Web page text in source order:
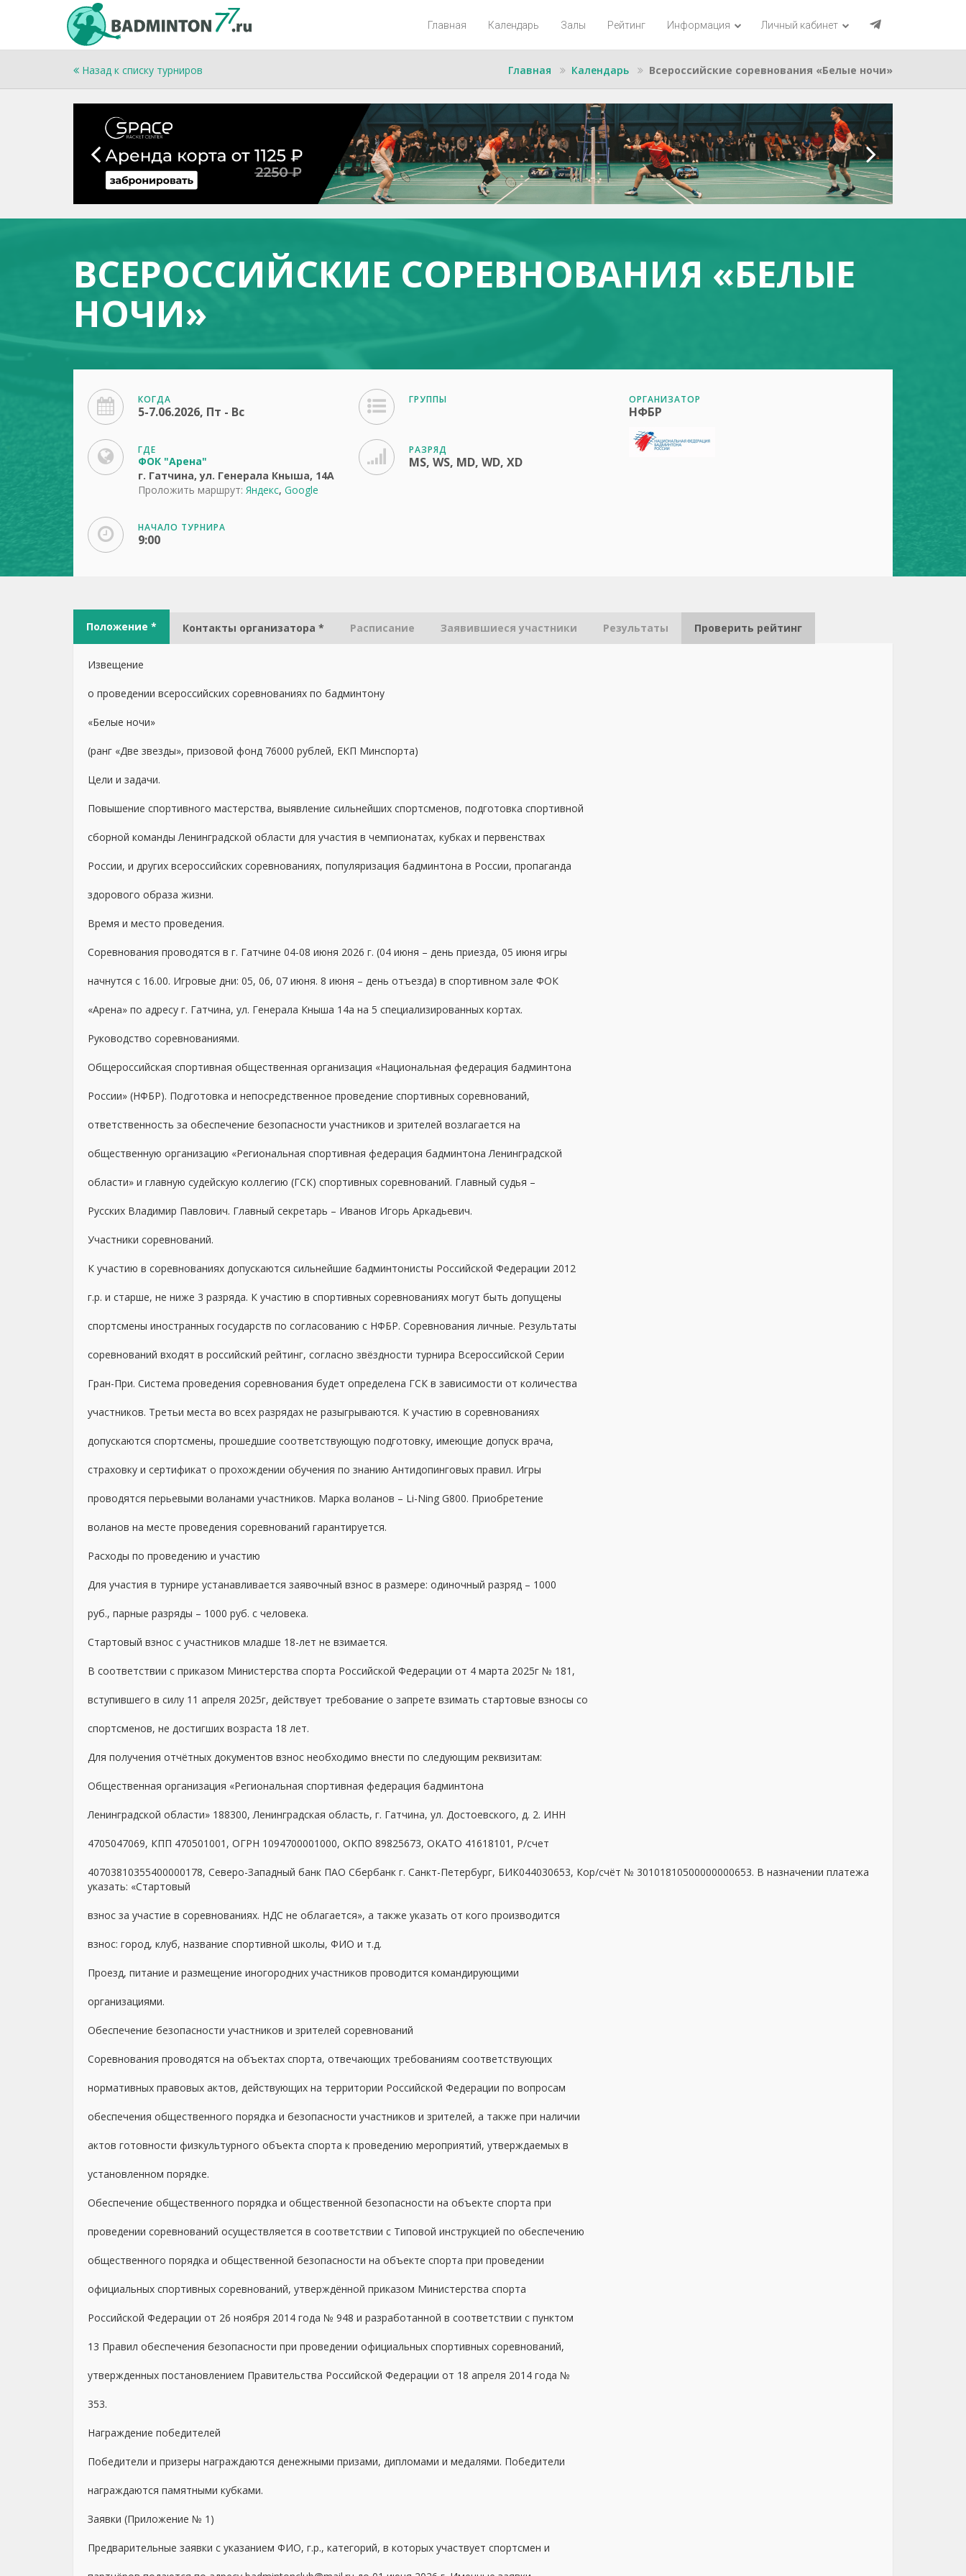
Главная Календарь Залы Рейтинг Информация Личный кабинет
Назад к списку турниров Главная Календарь Всероссийские соревнования «Белые ночи»
ВСЕРОССИЙСКИЕ СОРЕВНОВАНИЯ «БЕЛЫЕ
НОЧИ»
КОГДА
5-7.06.2026, Пт - Вс
ГДЕ
ФОК "Арена"
г. Гатчина, ул. Генерала Кныша, 14А
Проложить маршрут: Яндекс, Google
НАЧАЛО ТУРНИРА
9:00
ГРУППЫ
РАЗРЯД
MS, WS, MD, WD, XD
ОРГАНИЗАТОР
НФБР
Положение * Контакты организатора * Расписание Заявившиеся участники Результаты Проверить рейтинг
Извещение
о проведении всероссийских соревнованиях по бадминтону
«Белые ночи»
(ранг «Две звезды», призовой фонд 76000 рублей, ЕКП Минспорта)
Цели и задачи.
Повышение спортивного мастерства, выявление сильнейших спортсменов, подготовка спортивной
сборной команды Ленинградской области для участия в чемпионатах, кубках и первенствах
России, и других всероссийских соревнованиях, популяризация бадминтона в России, пропаганда
здорового образа жизни.
Время и место проведения.
Соревнования проводятся в г. Гатчине 04-08 июня 2026 г. (04 июня – день приезда, 05 июня игры
начнутся с 16.00. Игровые дни: 05, 06, 07 июня. 8 июня – день отъезда) в спортивном зале ФОК
«Арена» по адресу г. Гатчина, ул. Генерала Кныша 14а на 5 специализированных кортах.
Руководство соревнованиями.
Общероссийская спортивная общественная организация «Национальная федерация бадминтона
России» (НФБР). Подготовка и непосредственное проведение спортивных соревнований,
ответственность за обеспечение безопасности участников и зрителей возлагается на
общественную организацию «Региональная спортивная федерация бадминтона Ленинградской
области» и главную судейскую коллегию (ГСК) спортивных соревнований. Главный судья –
Русских Владимир Павлович. Главный секретарь – Иванов Игорь Аркадьевич.
Участники соревнований.
К участию в соревнованиях допускаются сильнейшие бадминтонисты Российской Федерации 2012
г.р. и старше, не ниже 3 разряда. К участию в спортивных соревнованиях могут быть допущены
спортсмены иностранных государств по согласованию с НФБР. Соревнования личные. Результаты
соревнований входят в российский рейтинг, согласно звёздности турнира Всероссийской Серии
Гран-При. Система проведения соревнования будет определена ГСК в зависимости от количества
участников. Третьи места во всех разрядах не разыгрываются. К участию в соревнованиях
допускаются спортсмены, прошедшие соответствующую подготовку, имеющие допуск врача,
страховку и сертификат о прохождении обучения по знанию Антидопинговых правил. Игры
проводятся перьевыми воланами участников. Марка воланов – Li-Ning G800. Приобретение
воланов на месте проведения соревнований гарантируется.
Расходы по проведению и участию
Для участия в турнире устанавливается заявочный взнос в размере: одиночный разряд – 1000
руб., парные разряды – 1000 руб. с человека.
Стартовый взнос с участников младше 18-лет не взимается.
В соответствии с приказом Министерства спорта Российской Федерации от 4 марта 2025г № 181,
вступившего в силу 11 апреля 2025г, действует требование о запрете взимать стартовые взносы со
спортсменов, не достигших возраста 18 лет.
Для получения отчётных документов взнос необходимо внести по следующим реквизитам:
Общественная организация «Региональная спортивная федерация бадминтона
Ленинградской области» 188300, Ленинградская область, г. Гатчина, ул. Достоевского, д. 2. ИНН
4705047069, КПП 470501001, ОГРН 1094700001000, ОКПО 89825673, ОКАТО 41618101, Р/счет
40703810355400000178, Северо-Западный банк ПАО Сбербанк г. Санкт-Петербург, БИК044030653, Кор/счёт № 30101810500000000653. В назначении платежа
указать: «Стартовый
взнос за участие в соревнованиях. НДС не облагается», а также указать от кого производится
взнос: город, клуб, название спортивной школы, ФИО и т.д.
Проезд, питание и размещение иногородних участников проводится командирующими
организациями.
Обеспечение безопасности участников и зрителей соревнований
Соревнования проводятся на объектах спорта, отвечающих требованиям соответствующих
нормативных правовых актов, действующих на территории Российской Федерации по вопросам
обеспечения общественного порядка и безопасности участников и зрителей, а также при наличии
актов готовности физкультурного объекта спорта к проведению мероприятий, утверждаемых в
установленном порядке.
Обеспечение общественного порядка и общественной безопасности на объекте спорта при
проведении соревнований осуществляется в соответствии с Типовой инструкцией по обеспечению
общественного порядка и общественной безопасности на объекте спорта при проведении
официальных спортивных соревнований, утверждённой приказом Министерства спорта
Российской Федерации от 26 ноября 2014 года № 948 и разработанной в соответствии с пунктом
13 Правил обеспечения безопасности при проведении официальных спортивных соревнований,
утвержденных постановлением Правительства Российской Федерации от 18 апреля 2014 года №
353.
Награждение победителей
Победители и призеры награждаются денежными призами, дипломами и медалями. Победители
награждаются памятными кубками.
Заявки (Приложение № 1)
Предварительные заявки с указанием ФИО, г.р., категорий, в которых участвует спортсмен и